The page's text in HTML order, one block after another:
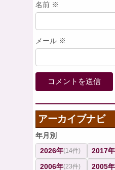
名前 ※
メール ※
アーカイブナビ
年月別
2026年(14件) 2017年
2006年(23件) 2005年